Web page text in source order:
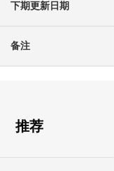
下期更新日期
备注
推荐